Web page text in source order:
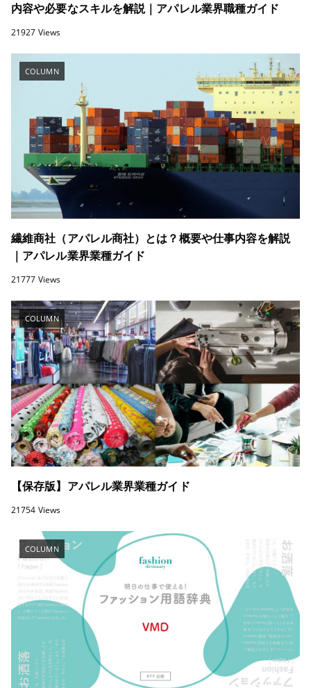
内容や必要なスキルを解説｜アパレル業界職種ガイド
21927 Views
COLUMN
繊維商社（アパレル商社）とは？概要や仕事内容を解説
｜アパレル業界業種ガイド
21777 Views
COLUMN
【保存版】アパレル業界業種ガイド
21754 Views
COLUMN